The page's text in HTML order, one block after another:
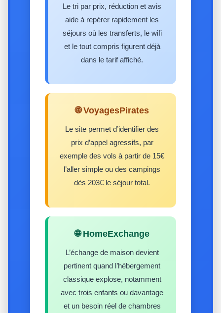
Le tri par prix, réduction et avis
aide à repérer rapidement les
séjours où les transferts, le wifi
et le tout compris figurent déjà
dans le tarif affiché.
🌐 VoyagesPirates
Le site permet d’identifier des
prix d’appel agressifs, par
exemple des vols à partir de 15€
l’aller simple ou des campings
dès 203€ le séjour total.
🌐 HomeExchange
L’échange de maison devient
pertinent quand l’hébergement
classique explose, notamment
avec trois enfants ou davantage
et un besoin réel de chambres